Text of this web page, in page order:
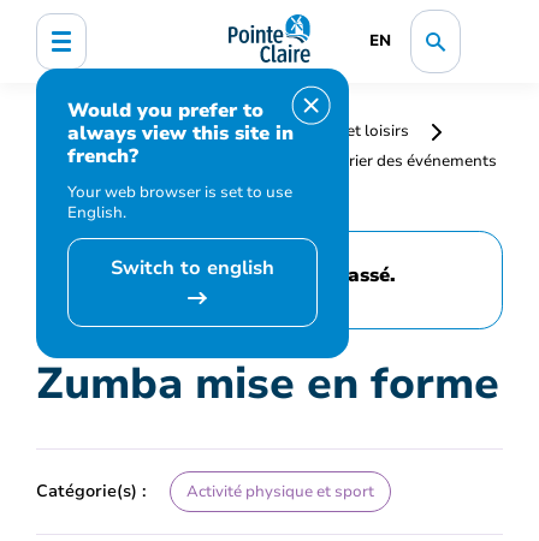
EN
Would you prefer to
always view this site in
french?
Your web browser is set to use
English.
Switch to english
Accueil
Bibliothèque, culture, sports et loisirs
Programmation et inscription
Calendrier des événements
et activités
Zumba mise en forme
Cet événement est passé.
Zumba mise en forme
Catégorie(s) : Activité physique et sport